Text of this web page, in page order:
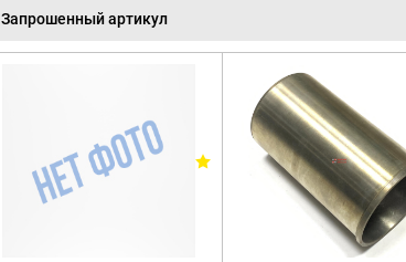
Запрошенный артикул